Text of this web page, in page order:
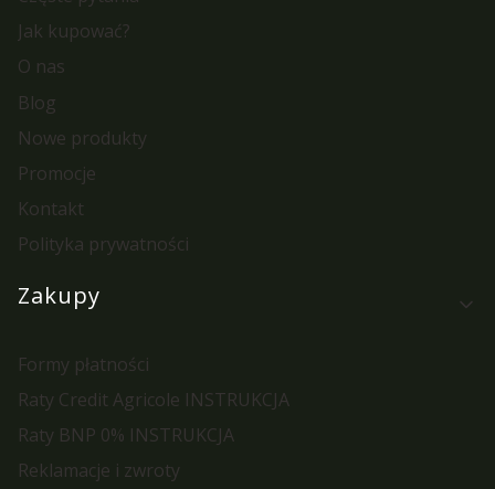
Jak kupować?
O nas
Blog
Nowe produkty
Promocje
Kontakt
Polityka prywatności
Zakupy
Formy płatności
Raty Credit Agricole INSTRUKCJA
Raty BNP 0% INSTRUKCJA
Reklamacje i zwroty